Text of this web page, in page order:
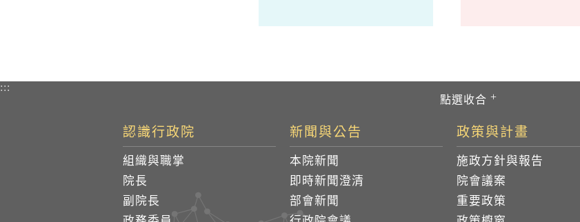
:::
認識行政院
組織與職掌
院長
副院長
新聞與公告
本院新聞
即時新聞澄清
部會新聞
政策與計畫
施政方針與報告
院會議案
重要政策